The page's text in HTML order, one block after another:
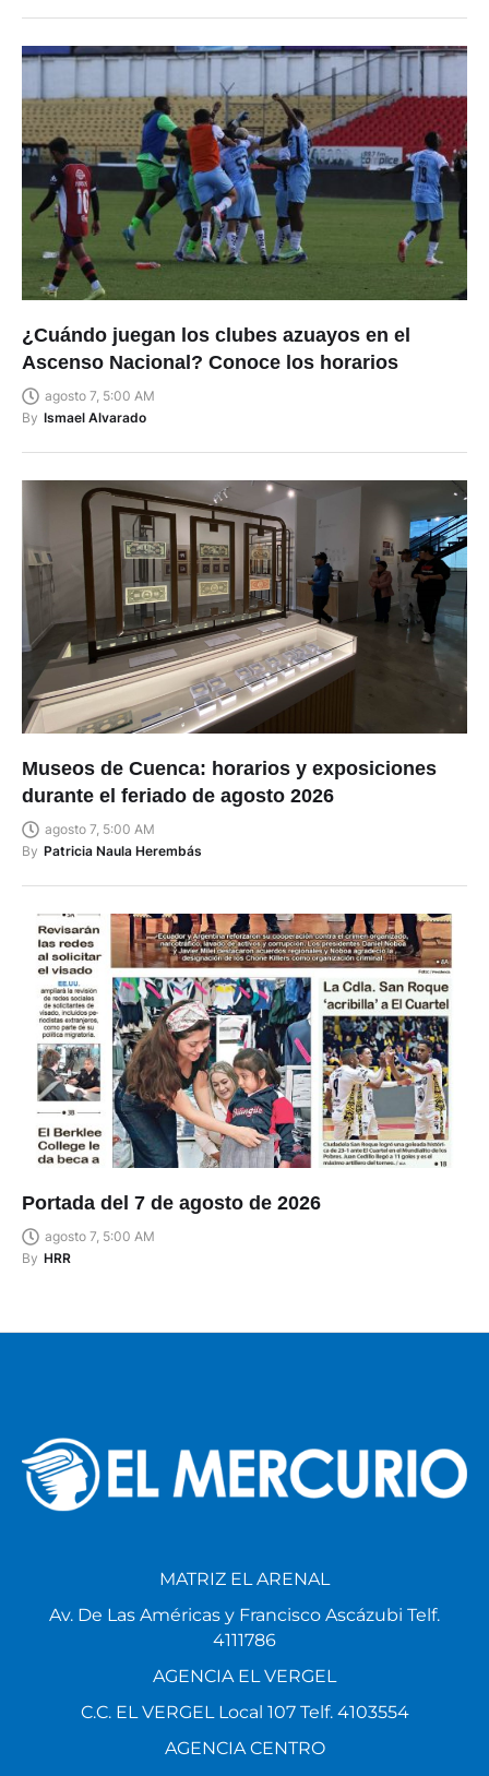
¿Cuándo juegan los clubes azuayos en el
Ascenso Nacional? Conoce los horarios
agosto 7, 5:00 AM
By Ismael Alvarado
Museos de Cuenca: horarios y exposiciones
durante el feriado de agosto 2026
agosto 7, 5:00 AM
By Patricia Naula Herembás
Portada del 7 de agosto de 2026
agosto 7, 5:00 AM
By HRR
MATRIZ EL ARENAL
Av. De Las Américas y Francisco Ascázubi Telf.
4111786
AGENCIA EL VERGEL
C.C. EL VERGEL Local 107 Telf. 4103554
AGENCIA CENTRO